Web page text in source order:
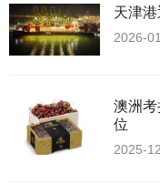
天津
2026-
澳洲
位
2025-